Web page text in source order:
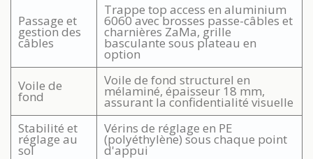
Passage et
gestion des
câbles
Trappe top access en aluminium
6060 avec brosses passe-câbles et
charnières ZaMa, grille
basculante sous plateau en
option
Voile de
fond
Voile de fond structurel en
mélaminé, épaisseur 18 mm,
assurant la confidentialité visuelle
Stabilité et
réglage au
sol
Vérins de réglage en PE
(polyéthylène) sous chaque point
d'appui